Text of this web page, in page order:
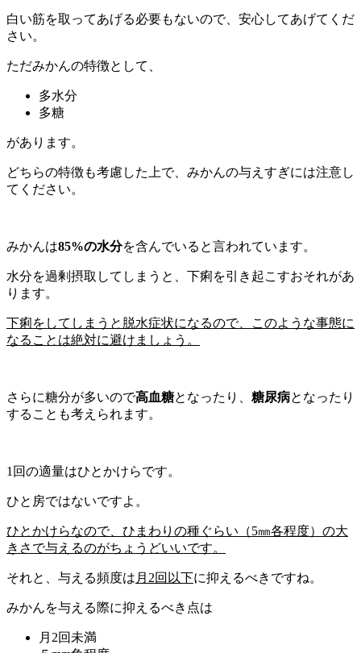
白い筋を取ってあげる必要もないので、安心してあげてくだ
さい。
ただみかんの特徴として、
多水分
多糖
があります。
どちらの特徴も考慮した上で、みかんの与えすぎには注意し
てください。
みかんは85%の水分を含んでいると言われています。
水分を過剰摂取してしまうと、下痢を引き起こすおそれがあ
ります。
下痢をしてしまうと脱水症状になるので、このような事態に
なることは絶対に避けましょう。
さらに糖分が多いので高血糖となったり、 糖尿病となったり
することも考えられます。
1回の適量はひとかけらです。
ひと房ではないですよ。
ひとかけらなので、ひまわりの種ぐらい（5㎜各程度）の大
きさで与えるのがちょうどいいです。
それと、与える頻度は 月2回以下に抑えるべきですね。
みかんを与える際に抑えるべき点は
月2回未満